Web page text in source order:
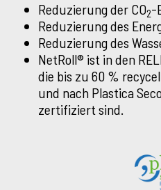
Reduzierung der CO2-
Reduzierung des
Reduzierung des
NetRoll® ist in den
die bis zu 60 %
und nach Plastica
zertifiziert sind.